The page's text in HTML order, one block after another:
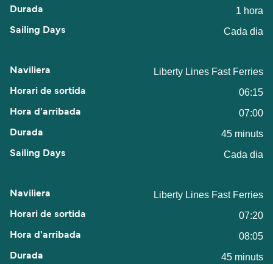
1 hora
Cada dia
Liberty Lines Fast Ferries
06:15
07:00
45 minuts
Cada dia
Liberty Lines Fast Ferries
07:20
08:05
45 minuts